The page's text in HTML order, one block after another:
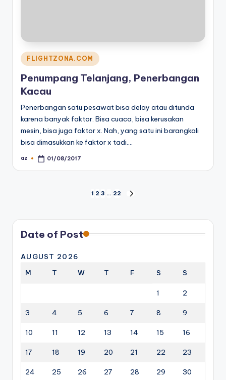
Posted
in
FLIGHTZONA.COM
Penumpang Telanjang, Penerbangan
Kacau
Penerbangan satu pesawat bisa delay atau ditunda
karena banyak faktor. Bisa cuaca, bisa kerusakan
mesin, bisa juga faktor x. Nah, yang satu ini barangkali
bisa dimasukkan ke faktor x tadi.…
Posted
az 01/08/2017
pagination
1 2 3 … 22
Date of Post
AUGUST 2026
M
T W T F S S
1 2
3 4 5 6 7 8 9
10 11 12 13 14 15 16
17 18 19 20 21 22 23
24 25 26 27 28 29 30